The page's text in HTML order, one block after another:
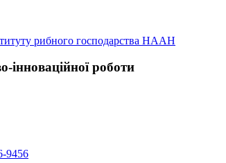
рибного господарства НААН
інноваційної роботи
9456